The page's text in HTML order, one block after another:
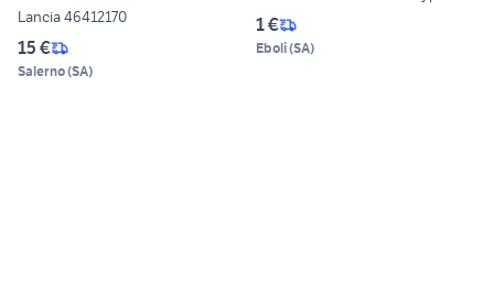
Lancia 46412170
15 €
Salerno(SA)
1 €
Eboli(SA)